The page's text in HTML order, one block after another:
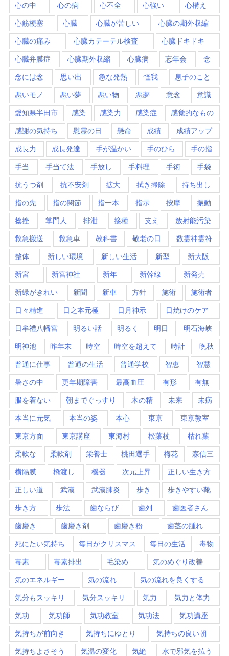
心の中 心の病 心不全 心強い 心構え
心筋梗塞 心臓 心臓が苦しい 心臓の期外収縮
心臓の痛み 心臓カテーテル検査 心臓ドキドキ
心臓弁膜症 心臓期外収縮 心臓病 忘年会 念
念には念 思い出 急な発熱 怪我 息子のこと
悪いモノ 悪い夢 悪い物 悪夢 意念 意識
愛知県半田市 感染 感染力 感染症 感覚的なもの
感謝の気持ち 慰霊の日 懸命 成績 成績アップ
成長力 成長発達 手が温かい 手のひら 手の指
手当 手当て法 手放し 手料理 手術 手袋
抗うつ剤 抗不安剤 拡大 拭き掃除 持ち出し
指の先 指の関節 指一本 指示 按摩 振動
捻挫 掌門人 排泄 接種 支え 放射能汚染
救急搬送 救急車 教科書 敬老の日 数霊神霊符
整体 新しい環境 新しい生活 新型 新大阪
新宮 新宮神社 新年 新幹線 新発売
新緑がきれい 新聞 新車 方針 施術 施術者
日々精進 日之本元極 日月神示 日焼けのケア
日牟禮八幡宮 明るい話 明るく 明日 明石海峡
明神池 昨年末 時空 時空を超えて 時計 晩秋
普通に仕事 普通の生活 普通学校 智恵 智慧
暑さの中 更年期障害 最高血圧 有形 有無
服を着ない 朝までぐっすり 木の精 未来 未病
本当に元気 本当の姿 本心 東京 東京教室
東京方面 東京講座 東海村 松葉杖 枯れ葉
柔軟な 柔軟剤 栄養士 桃田選手 梅花 森信三
横隔膜 橋渡し 機器 次元上昇 正しい生き方
正しい道 武漢 武漢肺炎 歩き 歩きやすい靴
歩き方 歩法 歯ならび 歯列 歯医者さん
歯磨き 歯磨き剤 歯磨き粉 歯茎の腫れ
死にたい気持ち 毎日がクリスマス 毎日の生活 毒物
毒素 毒素排出 毛染め 気のめぐり改善
気のエネルギー 気の流れ 気の流れを良くする
気分もスッキリ 気分スッキリ 気力 気力と体力
気功 気功師 気功教室 気功法 気功講座
気持ちが前向き 気持ちにゆとり 気持ちの良い朝
気持ちよさそう 気温の変化 気絶 水で邪気を払う